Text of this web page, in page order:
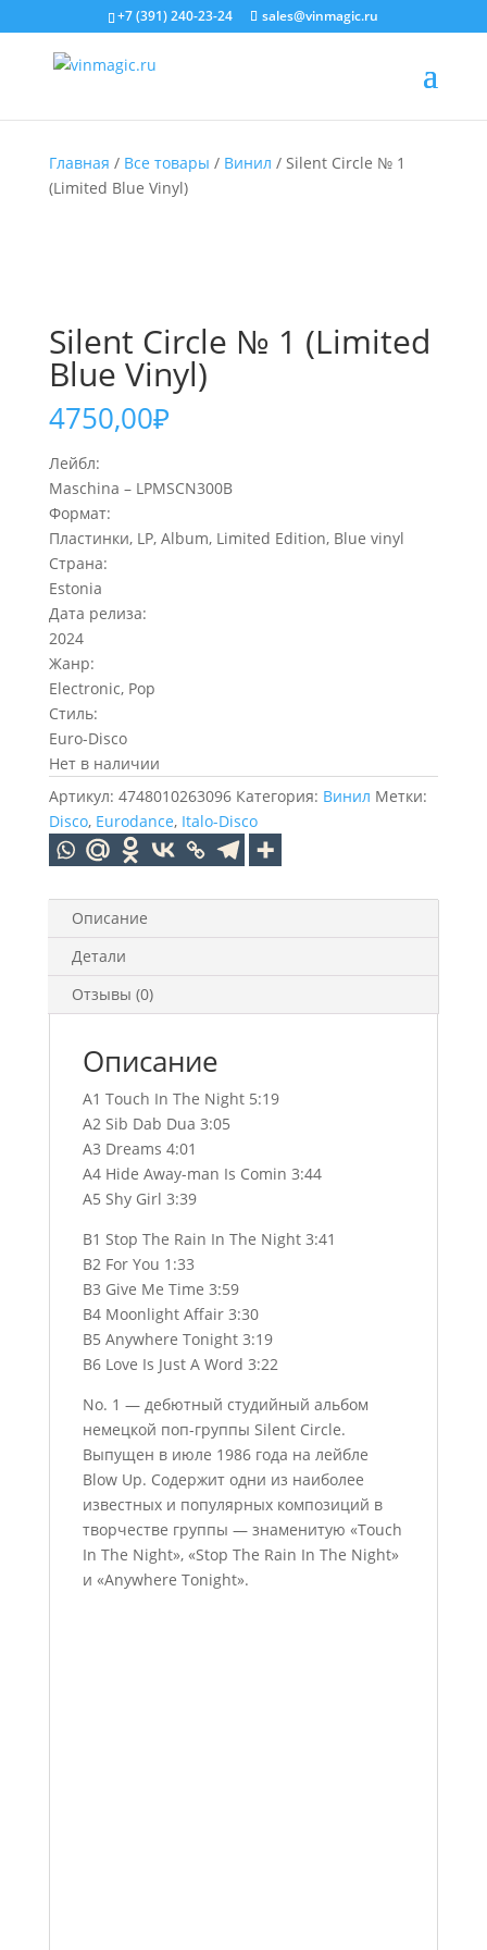
+7 (391) 240-23-24 sales@vinmagic.ru
Главная / Все товары / Винил / Silent Circle № 1
(Limited Blue Vinyl)
Silent Circle № 1 (Limited
Blue Vinyl)
4750,00₽
Лейбл:
Maschina – LPMSCN300B
Формат:
Пластинки, LP, Album, Limited Edition, Blue vinyl
Страна:
Estonia
Дата релиза:
2024
Жанр:
Electronic, Pop
Стиль:
Euro-Disco
Нет в наличии
Артикул: 4748010263096 Категория: Винил Метки:
Disco, Eurodance, Italo-Disco
Описание
Детали
Отзывы (0)
Описание
A1 Touch In The Night 5:19
A2 Sib Dab Dua 3:05
A3 Dreams 4:01
A4 Hide Away-man Is Comin 3:44
A5 Shy Girl 3:39
B1 Stop The Rain In The Night 3:41
B2 For You 1:33
B3 Give Me Time 3:59
B4 Moonlight Affair 3:30
B5 Anywhere Tonight 3:19
B6 Love Is Just A Word 3:22
No. 1 — дебютный студийный альбом
немецкой поп-группы Silent Circle.
Выпущен в июле 1986 года на лейбле
Blow Up. Содержит одни из наиболее
известных и популярных композиций в
творчестве группы — знаменитую «Touch
In The Night», «Stop The Rain In The Night»
и «Anywhere Tonight».